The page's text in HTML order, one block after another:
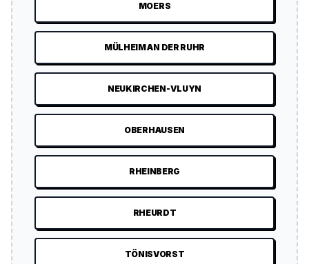
MOERS
MÜLHEIM AN DER RUHR
NEUKIRCHEN-VLUYN
OBERHAUSEN
RHEINBERG
RHEURDT
TÖNISVORST